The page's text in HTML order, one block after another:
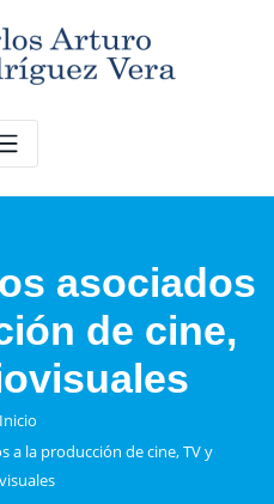
asociados
de cine,
Inicio
a la producción de cine, TV y